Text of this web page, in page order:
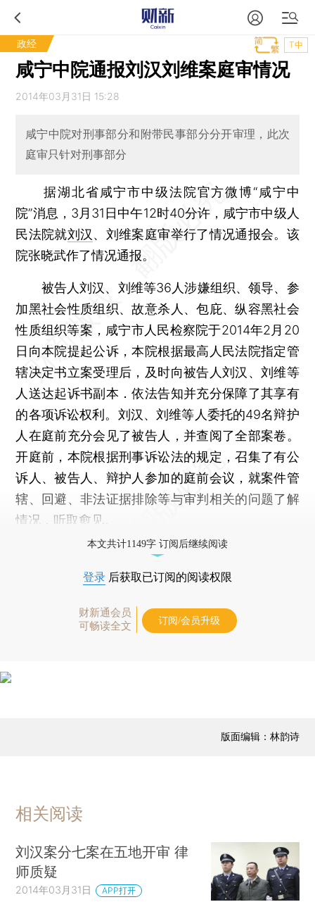
政经 T中
咸宁中院通报刘汉刘维案庭审情况
2014年03月31日 15:28
咸宁中院对刑事部分和附带民事部分分开审理，此次
庭审只针对刑事部分
据湖北省咸宁市中级法院官方微博“咸宁中
院”消息，3月31日中午12时40分许，咸宁市中级人
民法院就刘汉、刘维案庭审举行了情况通报会。该
院张晓武作了情况通报。
被告人刘汉、刘维等36人涉嫌组织、领导、参
加黑社会性质组织、故意杀人、包庇、纵容黑社会
性质组织等案，咸宁市人民检察院于2014年2月20
日向本院提起公诉，本院根据最高人民法院指定管
辖决定书立案受理后，及时向被告人刘汉、刘维等
人送达起诉书副本．依法告知并充分保障了其享有
的各项诉讼权利。刘汉、刘维等人委托的49名辩护
人在庭前充分会见了被告人，并查阅了全部案卷。
开庭前，本院根据刑事诉讼法的规定，召集了有公
诉人、被告人、辩护人参加的庭前会议，就案件管
辖、回避、非法证据排除等与审判相关的问题了解
情况，听取愈见。
本文共计1149字 订阅后继续阅读
登录 后获取已订阅的阅读权限
财新通会员
可畅读全文
订阅/会员升级
版面编辑：林韵诗
相关阅读
刘汉案分七案在五地开审 律
师质疑
2014年03月31日 APP打开